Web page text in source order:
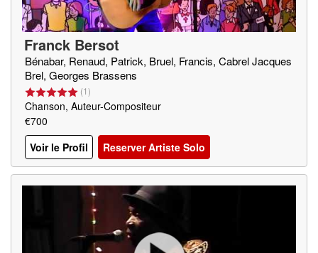
Franck Bersot
Bénabar, Renaud, Patrick, Bruel, Francis, Cabrel Jacques
Brel, Georges Brassens
(1)
Chanson, Auteur-Compositeur
€700
Voir le Profil
Reserver Artiste Solo